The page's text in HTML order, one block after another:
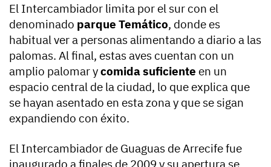
El Intercambiador limita por el sur con el
denominado parque Temático, donde es
habitual ver a personas alimentando a diario a las
palomas. Al final, estas aves cuentan con un
amplio palomar ycomida suficiente en un
espacio central de la ciudad, lo que explica que
se hayan asentado en esta zona y que se sigan
expandiendo con éxito.
El Intercambiador de Guaguas de Arrecife fue
inaugurado a finales de 2009 y su apertura se